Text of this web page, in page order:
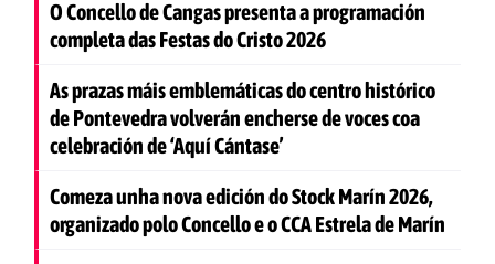
O Concello de Cangas presenta a programación
completa das Festas do Cristo 2026
As prazas máis emblemáticas do centro histórico
de Pontevedra volverán encherse de voces coa
celebración de ‘Aquí Cántase’
Comeza unha nova edición do Stock Marín 2026,
organizado polo Concello e o CCA Estrela de Marín